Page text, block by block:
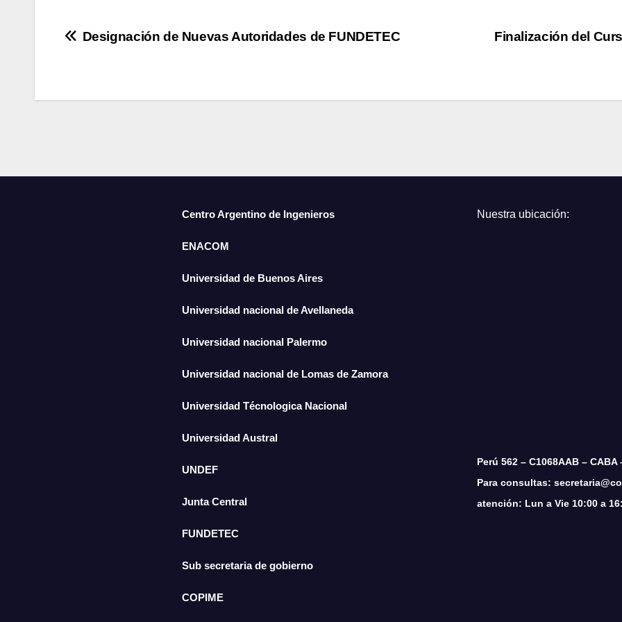
Finalización del
Designación de Nuevas Autoridades de FUNDETEC
Centro Argentino de Ingenieros
ENACOM
Universidad de Buenos Aires
Universidad nacional de Avellaneda
Universidad nacional Palermo
Universidad nacional de Lomas de Zamora
Universidad Técnologica Nacional
Universidad Austral
UNDEF
Junta Central
FUNDETEC
Sub secretaria de gobierno
COPIME
Nuestra ubicación:
Perú 562 – C1068AAB –
Para consultas:
atención: Lun a Vie 10:00 a